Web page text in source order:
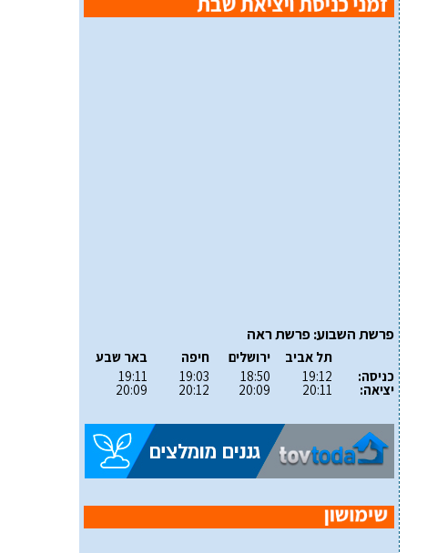
פרשת השבוע: פרשת ראה
כניסה:
יציאה:
תל אביב
19:12
20:11
ירושלים
18:50
20:09
חיפה
19:03
20:12
באר שבע
19:11
20:09